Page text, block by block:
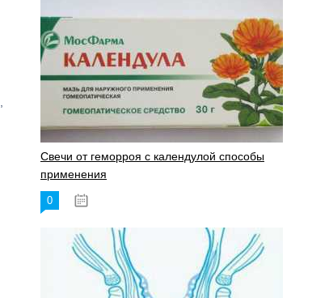
Свечи от геморроя с календулой способы
применения
0